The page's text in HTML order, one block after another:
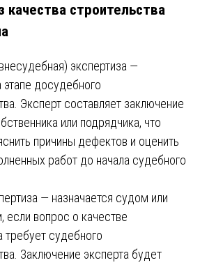
качества строительства
экспертиза —
этапе досудебного
Эксперт составляет заключение
или подрядчика, что
причины дефектов и оценить
работ до начала судебного
— назначается судом или
если вопрос о качестве
требует судебного
Заключение эксперта будет